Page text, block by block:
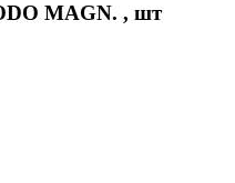
MAGN. , шт